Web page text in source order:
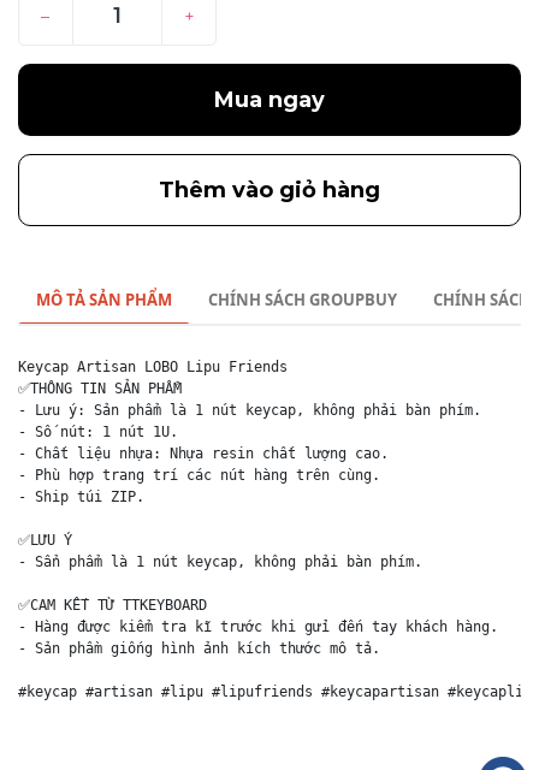
– +
Mua ngay
Thêm vào giỏ hàng
MÔ TẢ SẢN PHẨM CHÍNH SÁCH GROUPBUY CHÍNH SÁCH
Keycap Artisan LOBO Lipu Friends
✅THÔNG TIN SẢN PHẨM
- Lưu ý: Sản phẩm là 1 nút keycap, không phải bàn phím.
- Số nút: 1 nút 1U.
- Chất liệu nhựa: Nhựa resin chất lượng cao.
- Phù hợp trang trí các nút hàng trên cùng.
- Ship túi ZIP.
✅LƯU Ý
- Sẩn phẩm là 1 nút keycap, không phải bàn phím.
✅CAM KẾT TỪ TTKEYBOARD
- Hàng được kiểm tra kĩ trước khi gửi đến tay khách hàng.
- Sản phầm giống hình ảnh kích thước mô tả.
#keycap #artisan #lipu #lipufriends #keycapartisan